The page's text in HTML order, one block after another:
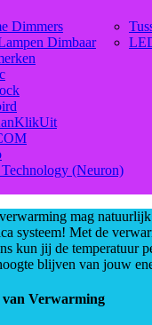
Dimmers
Dimbaar
(Neuron)
mag
systeem! Met de
kun jij de temperatuur
blijven van jouw
Verwarming